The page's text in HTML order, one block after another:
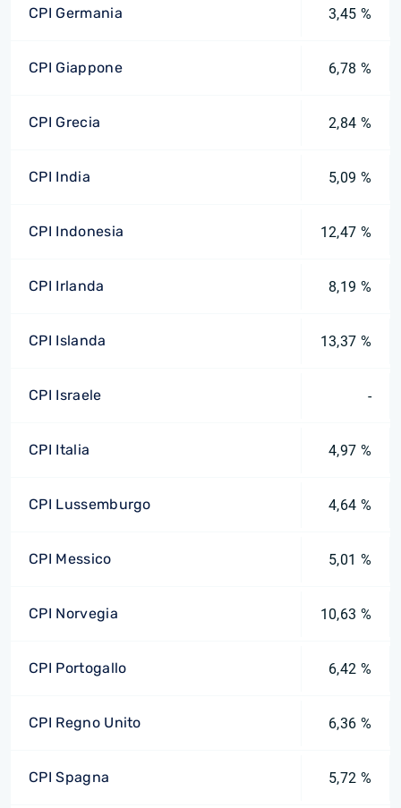
CPI Germania 3,45 %
CPI Giappone 6,78 %
CPI Grecia 2,84 %
CPI India 5,09 %
CPI Indonesia 12,47 %
CPI Irlanda 8,19 %
CPI Islanda 13,37 %
CPI Israele -
CPI Italia 4,97 %
CPI Lussemburgo 4,64 %
CPI Messico 5,01 %
CPI Norvegia 10,63 %
CPI Portogallo 6,42 %
CPI Regno Unito 6,36 %
CPI Spagna 5,72 %